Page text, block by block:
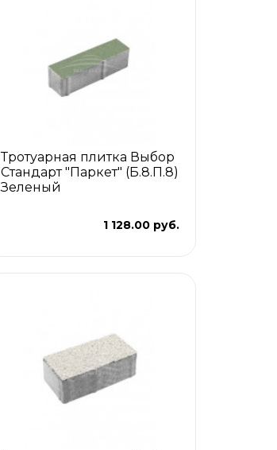
Тротуарная плитка Выбор
Стандарт "Паркет" (Б.8.П.8)
Зеленый
1 128.00 руб.